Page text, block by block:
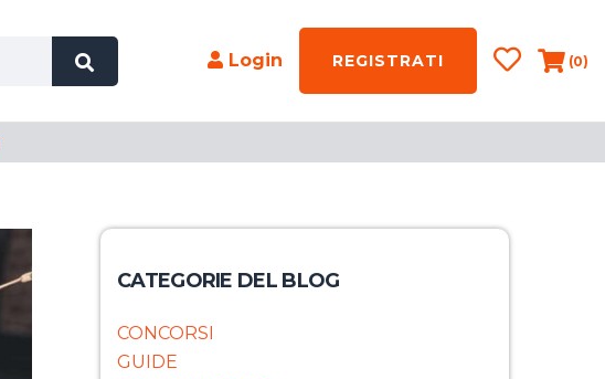
Login REGISTRATI (0)
CATEGORIE DEL BLOG
CONCORSI
GUIDE